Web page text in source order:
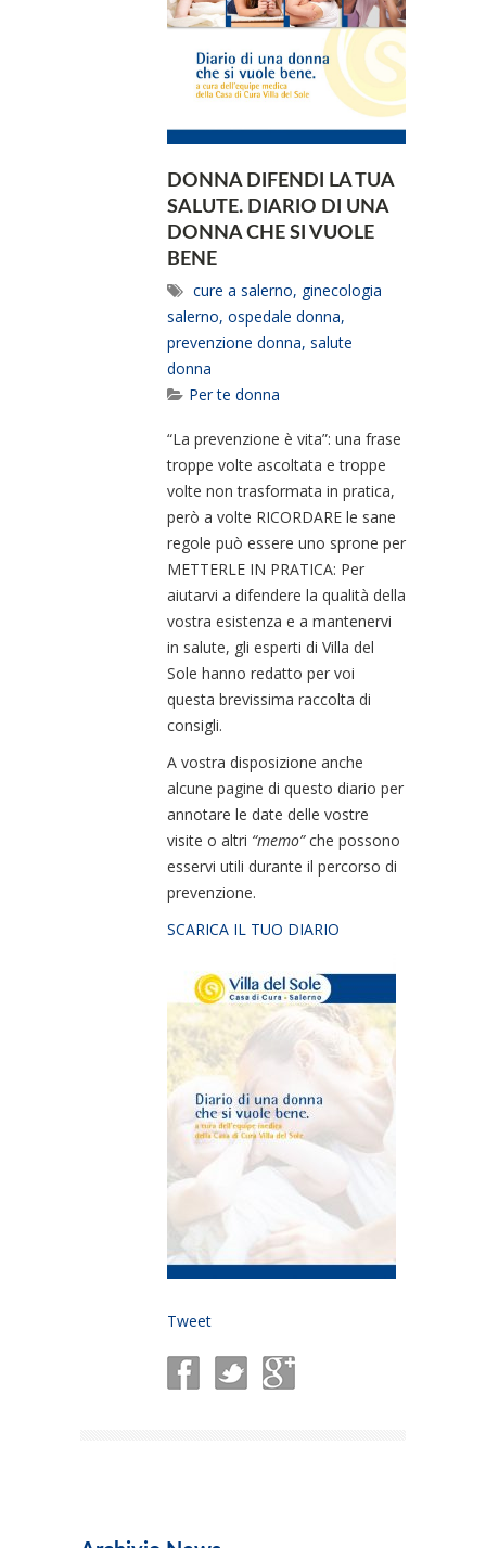
DONNA DIFENDI LA TUA
SALUTE. DIARIO DI UNA
DONNA CHE SI VUOLE
BENE
cure a salerno, ginecologia
salerno, ospedale donna,
prevenzione donna, salute
donna
Per te donna
“La prevenzione è vita”: una frase
troppe volte ascoltata e troppe
volte non trasformata in pratica,
però a volte RICORDARE le sane
regole può essere uno sprone per
METTERLE IN PRATICA: Per
aiutarvi a difendere la qualità della
vostra esistenza e a mantenervi
in salute, gli esperti di Villa del
Sole hanno redatto per voi
questa brevissima raccolta di
consigli.
A vostra disposizione anche
alcune pagine di questo diario per
annotare le date delle vostre
visite o altri “memo”che possono
esservi utili durante il percorso di
prevenzione.
SCARICA IL TUO DIARIO
Tweet